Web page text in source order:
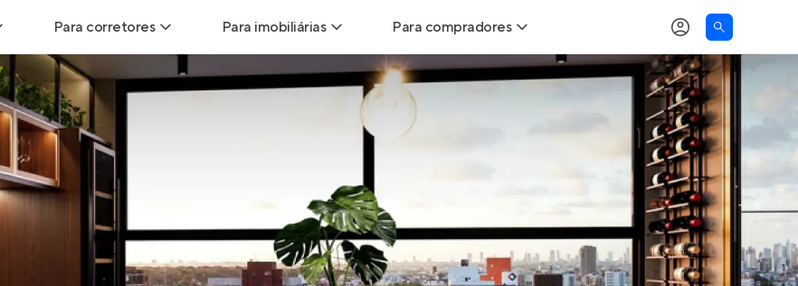
Para corretores
Leads para Corretores
Corretor+
Parcerias imobiliárias
Hub de Corretores
Perfil Verificado
Para imobiliárias
Leads para Imobiliárias
Hub de imobiliárias
Anunciar imóveis
Para compradores
Buscar um imóvel novo
Calcule seu Poder de Compra
Comprar x Alugar
Correção do INCC
Simulador de Financiamento